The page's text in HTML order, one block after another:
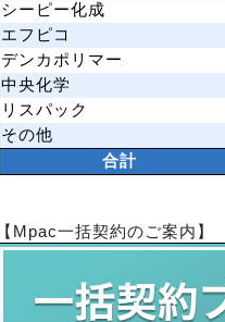
シーピー化成
エフピコ
デンカポリマー
中央化学
リスパック
その他
合計
【Mpac一括契約のご案内】